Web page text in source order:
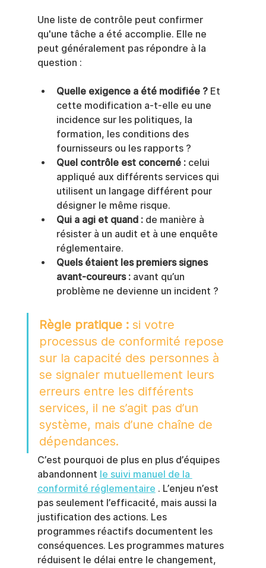
Une liste de contrôle peut confirmer
qu'une tâche a été accomplie. Elle ne
peut généralement pas répondre à la
question :
Quelle exigence a été modifiée ? Et
cette modification a-t-elle eu une
incidence sur les politiques, la
formation, les conditions des
fournisseurs ou les rapports ?
Quel contrôle est concerné : celui
appliqué aux différents services qui
utilisent un langage différent pour
désigner le même risque.
Qui a agi et quand : de manière à
résister à un audit et à une enquête
réglementaire.
Quels étaient les premiers signes
avant-coureurs : avant qu’un
problème ne devienne un incident ?
Règle pratique : si votre
processus de conformité repose
sur la capacité des personnes à
se signaler mutuellement leurs
erreurs entre les différents
services, il ne s’agit pas d’un
système, mais d’une chaîne de
dépendances.
C’est pourquoi de plus en plus d’équipes
abandonnent le suivi manuel de la
conformité réglementaire . L’enjeu n’est
pas seulement l’efficacité, mais aussi la
justification des actions. Les
programmes réactifs documentent les
conséquences. Les programmes matures
réduisent le délai entre le changement,